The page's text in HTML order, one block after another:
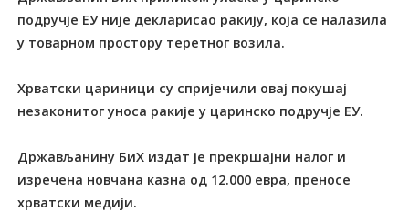
подручје ЕУ није декларисао ракију, која се налазила
у товарном простору теретног возила.
Хрватски цариници су спријечили овај покушај
незаконитог уноса ракије у царинско подручје ЕУ.
Држављанину БиХ издат је прекршајни налог и
изречена новчана казна од 12.000 евра, преносе
хрватски медији.